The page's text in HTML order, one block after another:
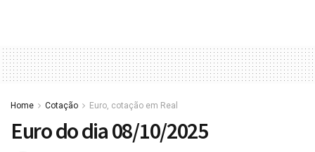
Home Cotação Euro, cotação em Real
Euro do dia 08/10/2025